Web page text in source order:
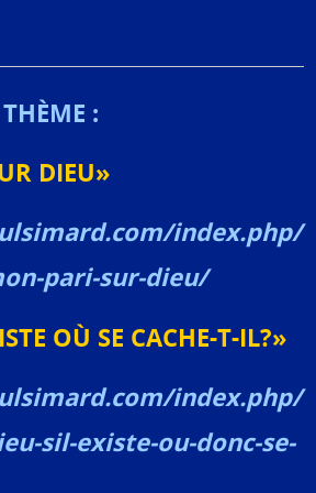
:
DIEU»
index.php/
pari-sur-dieu/
OÙ SE CACHE-T-IL?»
index.php/
sil-existe-ou-donc-se-